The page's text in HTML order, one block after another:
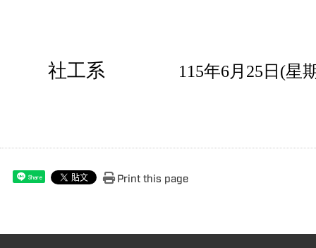
社工系 115年6月25日(星
Share Print this page